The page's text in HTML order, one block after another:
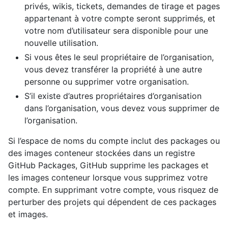
privés, wikis, tickets, demandes de tirage et pages
appartenant à votre compte seront supprimés, et
votre nom d’utilisateur sera disponible pour une
nouvelle utilisation.
Si vous êtes le seul propriétaire de l’organisation,
vous devez transférer la propriété à une autre
personne ou supprimer votre organisation.
S’il existe d’autres propriétaires d’organisation
dans l’organisation, vous devez vous supprimer de
l’organisation.
Si l’espace de noms du compte inclut des packages ou
des images conteneur stockées dans un registre
GitHub Packages, GitHub supprime les packages et
les images conteneur lorsque vous supprimez votre
compte. En supprimant votre compte, vous risquez de
perturber des projets qui dépendent de ces packages
et images.